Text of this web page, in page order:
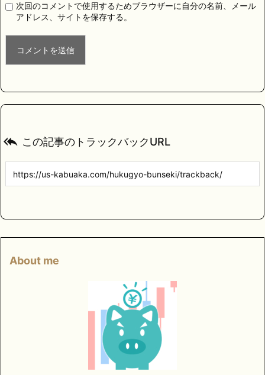
次回のコメントで使用するためブラウザーに自分の名前、メール
アドレス、サイトを保存する。
 この記事のトラックバックURL
About me